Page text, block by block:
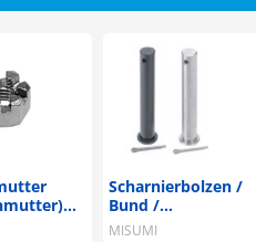
Klasse 1
Scharnierbolzen /
Bund /
Splintbohrung /
MISUMI